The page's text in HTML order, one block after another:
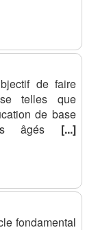
de faire
telles que
de base
âgés [...]
fondamental